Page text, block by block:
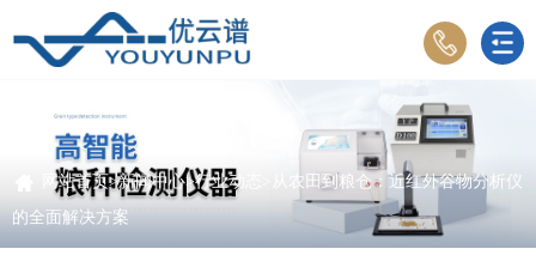
网站首页>新闻中心>行业动态
>从农田到粮仓：近红外谷物分析仪
的全面解决方案